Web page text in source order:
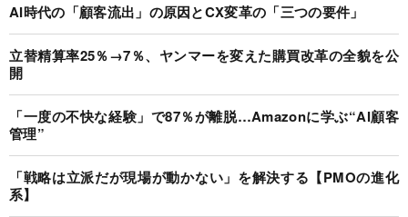
AI時代の「顧客流出」の原因とCX変革の「三つの要件」
立替精算率25％→7％、ヤンマーを変えた購買改革の全貌を公
開
「一度の不快な経験」で87％が離脱…Amazonに学ぶ“AI顧客
管理”
「戦略は立派だが現場が動かない」を解決する【PMOの進化
系】